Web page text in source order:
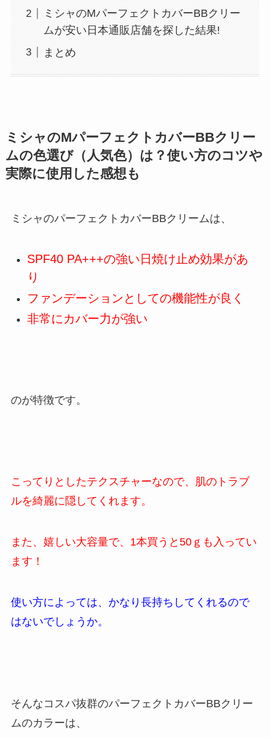
ミシャのMパーフェクトカバーBBクリー
ムが安い日本通販店舗を探した結果!
まとめ
ミシャのMパーフェクトカバーBBクリー
ムの色選び（人気色）は？使い方のコツや
実際に使用した感想も
ミシャのパーフェクトカバーBBクリームは、
SPF40 PA+++の強い日焼け止め効果があ
り
ファンデーションとしての機能性が良く
非常にカバー力が強い
のが特徴です。
こってりとしたテクスチャーなので、肌のトラブ
ルを綺麗に隠してくれます。
また、嬉しい大容量で、1本買うと50ｇも入ってい
ます！
使い方によっては、かなり長持ちしてくれるので
はないでしょうか。
そんなコスパ抜群のパーフェクトカバーBBクリー
ムのカラーは、